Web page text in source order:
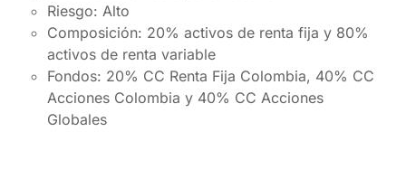
Riesgo: Alto
Composición: 20% activos de renta fija y 80%
activos de renta variable
Fondos: 20% CC Renta Fija Colombia, 40% CC
Acciones Colombia y 40% CC Acciones
Globales